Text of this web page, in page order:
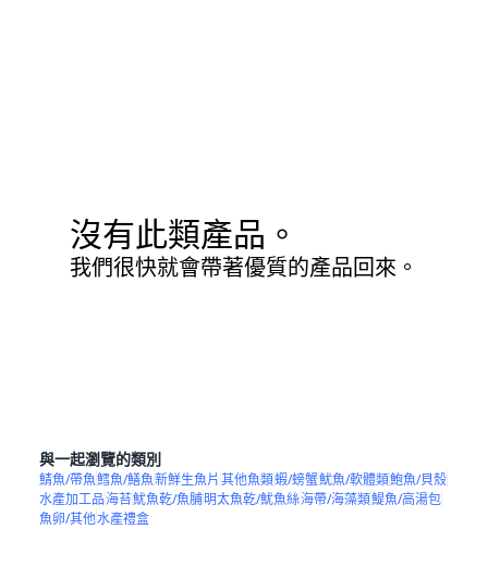
沒有此類產品。
我們很快就會帶著優質的產品回來。
與一起瀏覽的類別
鯖魚/帶魚鱈魚/鱔魚新鮮生魚片其他魚類蝦/螃蟹魷魚/軟體類鮑魚/貝殼
水產加工品海苔魷魚乾/魚脯明太魚乾/魷魚絲海帶/海藻類鯷魚/高湯包
魚卵/其他水產禮盒